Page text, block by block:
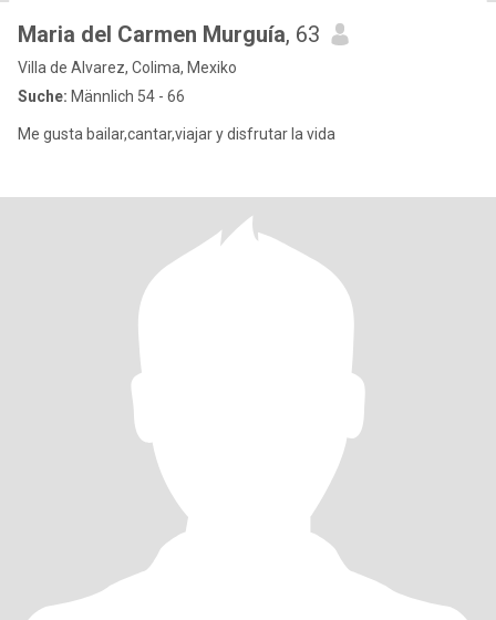
Maria del Carmen Murguía, 63
Villa de Alvarez, Colima, Mexiko
Suche: Männlich 54 - 66
Me gusta bailar,cantar,viajar y disfrutar la vida